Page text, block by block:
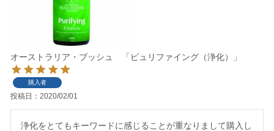
オーストラリア・ブッシュ 「ピュリファイング（浄化）」
購入者
投稿日 2020/02/01
浄化をとてもキーワードに感じることが重なりまして購入し